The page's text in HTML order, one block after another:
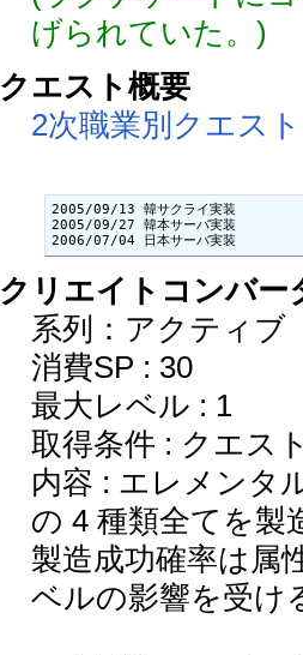
げられていた。)
クエスト概要
2次職業別クエスト
2005/09/13 韓サクライ実装
2005/09/27 韓本サーバ実装
2006/07/04 日本サーバ実装
クリエイトコンバ
系列：アクティブ
消費SP : 30
最大レベル : 1
取得条件 : クエス
内容 : エレメンタ
の 4 種類全てを製
製造成功確率は属
ベルの影響を受け